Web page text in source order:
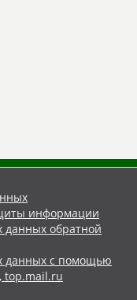
информации
данных обратной
данных с помощью
top.mail.ru